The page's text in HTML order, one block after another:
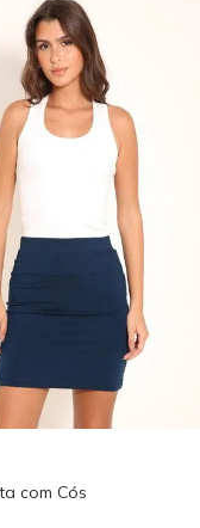
com Cós